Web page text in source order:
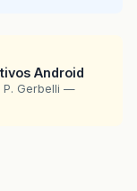
Android
P. Gerbelli —